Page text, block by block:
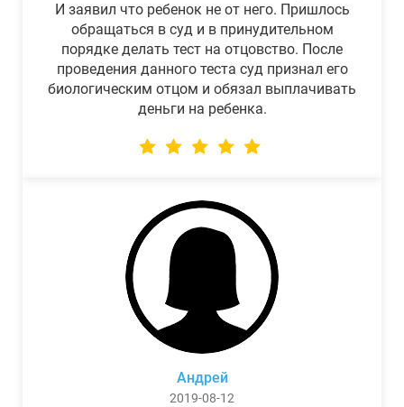
И заявил что ребенок не от него. Пришлось
обращаться в суд и в принудительном
порядке делать тест на отцовство. После
проведения данного теста суд признал его
биологическим отцом и обязал выплачивать
деньги на ребенка.
Андрей
2019-08-12